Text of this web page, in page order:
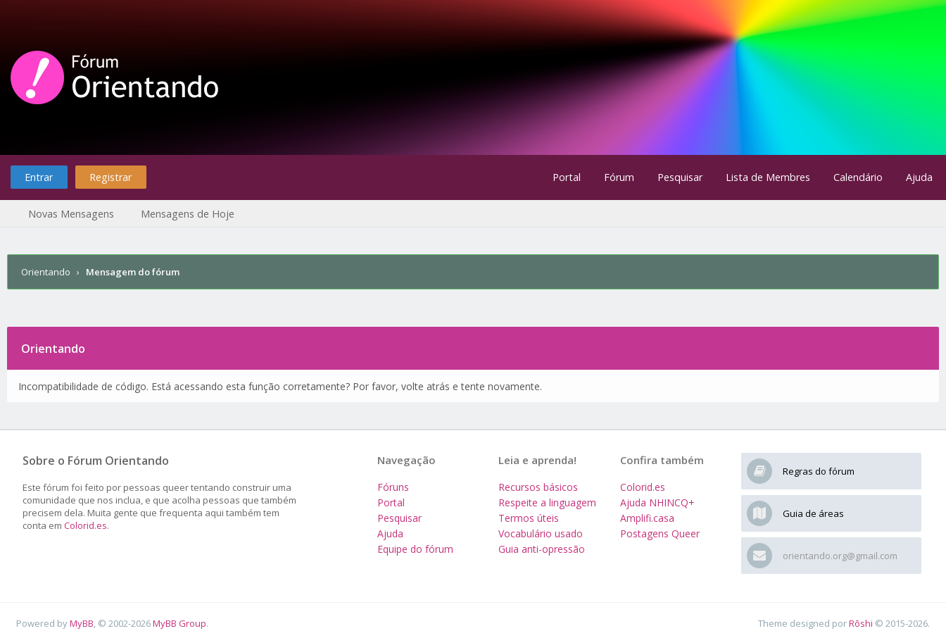
Entrar Registrar Portal Fórum Pesquisar Lista de Membres Calendário Ajuda
Novas Mensagens Mensagens de Hoje
Orientando › Mensagem do fórum
Orientando
Incompatibilidade de código. Está acessando esta função corretamente? Por favor, volte atrás e tente novamente.
Sobre o Fórum Orientando
Este fórum foi feito por pessoas queer tentando construir uma
comunidade que nos inclua, e que acolha pessoas que também
precisem dela. Muita gente que frequenta aqui também tem
conta em Colorid.es.
Regras do fórum
Guia de áreas
orientando.org@gmail.com
Confira também
Colorid.es
Ajuda NHINCQ+
Amplifi.casa
Postagens Queer
Leia e aprenda!
Recursos básicos
Respeite a linguagem
Termos úteis
Vocabulário usado
Guia anti-opressão
Navegação
Fóruns
Portal
Pesquisar
Ajuda
Equipe do fórum
Powered byMyBB , © 2002-2026MyBB Group. Theme designed porRōshi © 2015-2026.